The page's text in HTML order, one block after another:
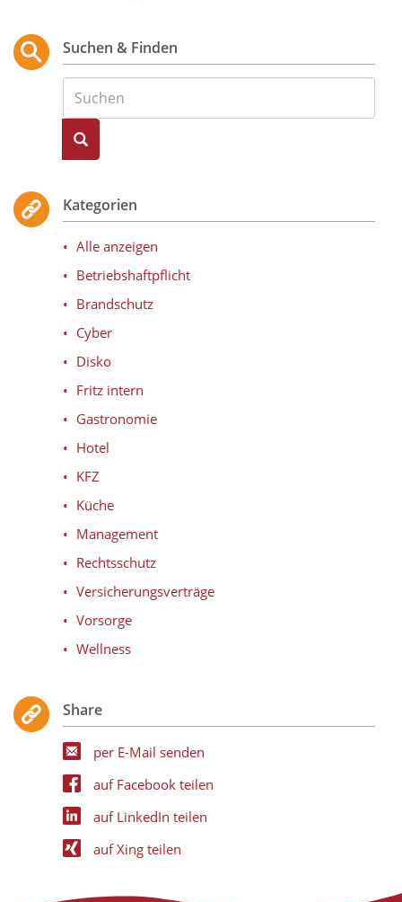
Beiträge
Suchen & Finden
Suche
Kategorien
Alle anzeigen
Betriebshaftpflicht
Brandschutz
Cyber
Disko
Fritz intern
Gastronomie
Hotel
KFZ
Küche
Management
Rechtsschutz
Versicherungsverträge
Vorsorge
Wellness
Share
per E-Mail senden
auf Facebook teilen
auf LinkedIn teilen
auf Xing teilen